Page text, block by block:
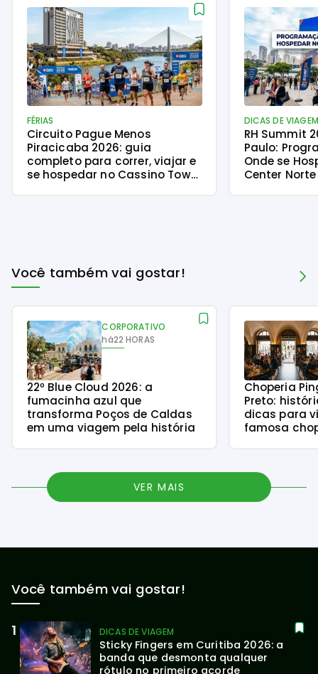
FÉRIAS
Circuito Pague Menos
Piracicaba 2026: guia
completo para correr, viajar e
se hospedar no Cassino Tower
DICAS DE VIAGEM
RH Summit
Paulo:
Onde se
Center Norte
Você também vai gostar!
CORPORATIVO
há22 HORAS
22º Blue Cloud 2026: a
fumacinha azul que
transforma Poços de Caldas
em uma viagem pela história
Choperia
Preto:
dicas para
famosa
VER MAIS
Você também vai gostar!
DICAS DE VIAGEM
Sticky Fingers em Curitiba 2026: a
banda que desmonta qualquer
rótulo no primeiro acorde